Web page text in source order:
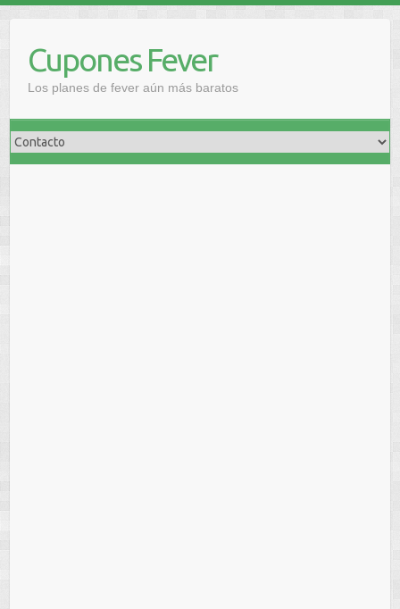
contenidoCupones Fever
Los planes de fever aún más baratos